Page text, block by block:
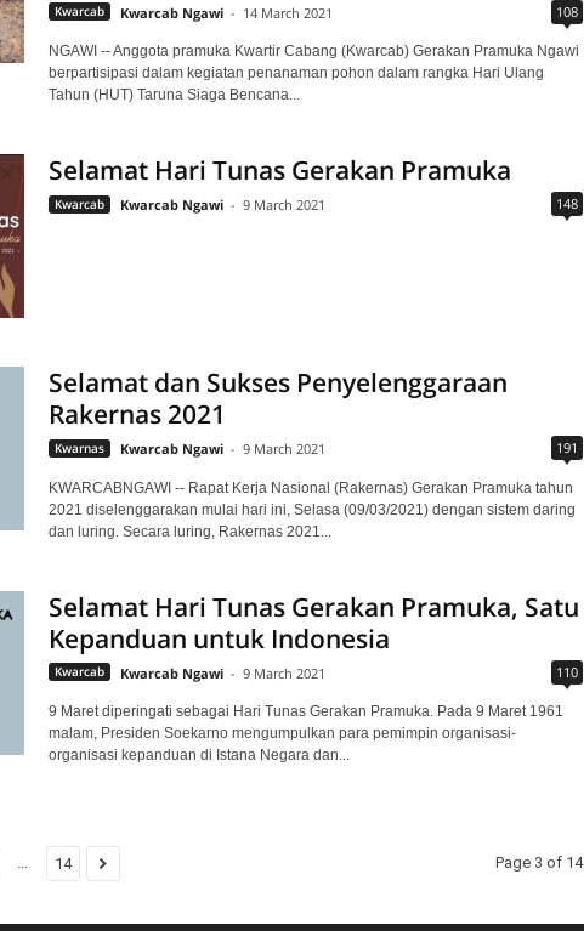
Kwarcab Kwarcab Ngawi - 14 March 2021 108
NGAWI -- Anggota pramuka Kwartir Cabang (Kwarcab) Gerakan Pramuka Ngawi
berpartisipasi dalam kegiatan penanaman pohon dalam rangka Hari Ulang
Tahun (HUT) Taruna Siaga Bencana...
Selamat Hari Tunas Gerakan Pramuka
Kwarcab Kwarcab Ngawi - 9 March 2021 148
Selamat dan Sukses Penyelenggaraan
Rakernas 2021
Kwarnas Kwarcab Ngawi - 9 March 2021 191
KWARCABNGAWI -- Rapat Kerja Nasional (Rakernas) Gerakan Pramuka tahun
2021 diselenggarakan mulai hari ini, Selasa (09/03/2021) dengan sistem daring
dan luring. Secara luring, Rakernas 2021...
Selamat Hari Tunas Gerakan Pramuka, Satu
Kepanduan untuk Indonesia
Kwarcab Kwarcab Ngawi - 9 March 2021 110
9 Maret diperingati sebagai Hari Tunas Gerakan Pramuka. Pada 9 Maret 1961
malam, Presiden Soekarno mengumpulkan para pemimpin organisasi-
organisasi kepanduan di Istana Negara dan...
... 14 Page 3 of 14